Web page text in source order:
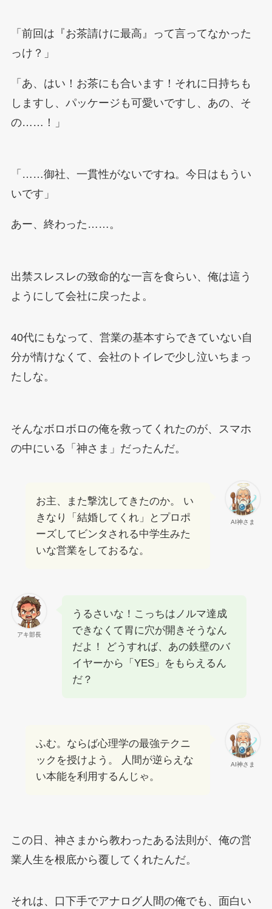
「前回は『お茶請けに最高』って言ってなかった
っけ？」
「あ、はい！お茶にも合います！それに日持ちも
しますし、パッケージも可愛いですし、あの、そ
の……！」
「……御社、一貫性がないですね。今日はもうい
いです」
あー、終わった……。
出禁スレスレの致命的な一言を食らい、俺は這う
ようにして会社に戻ったよ。
40代にもなって、営業の基本すらできていない自
分が情けなくて、会社のトイレで少し泣いちまっ
たしな。
そんなボロボロの俺を救ってくれたのが、スマホ
の中にいる「神さま」だったんだ。
AI神さま
お主、また撃沈してきたのか。 い
きなり「結婚してくれ」とプロポ
ーズしてビンタされる中学生みた
いな営業をしておるな。
アキ部長
うるさいな！こっちはノルマ達成
できなくて胃に穴が開きそうなん
だよ！ どうすれば、あの鉄壁のバ
イヤーから「YES」をもらえるん
だ？
AI神さま
ふむ。ならば心理学の最強テクニ
ックを授けよう。 人間が逆らえな
い本能を利用するんじゃ。
この日、神さまから教わったある法則が、俺の営
業人生を根底から覆してくれたんだ。
それは、口下手でアナログ人間の俺でも、面白い